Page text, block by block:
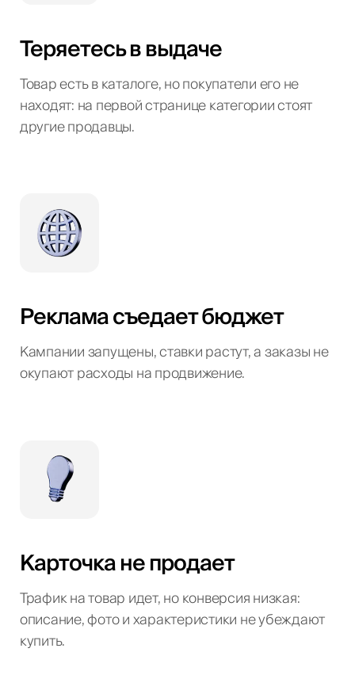
Теряетесь в выдаче
Товар есть в каталоге, но покупатели его не
находят: на первой странице категории стоят
другие продавцы.
Реклама съедает бюджет
Кампании запущены, ставки растут, а заказы не
окупают расходы на продвижение.
Карточка не продает
Трафик на товар идет, но конверсия низкая:
описание, фото и характеристики не убеждают
купить.